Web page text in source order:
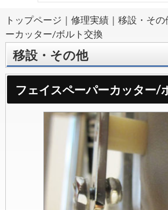
トップページ ｜ 修理実績｜ 移設・その
ーカッター/ボルト交換
移設・その他
フェイスペーパーカッター/